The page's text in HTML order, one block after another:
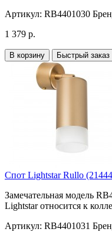
Артикул: RB4401030
1 379 р.
В корзину Быстрый заказ
Спот Lightstar Rullo
Замечательная модель
Lightstar относится к
Артикул: RB4401031